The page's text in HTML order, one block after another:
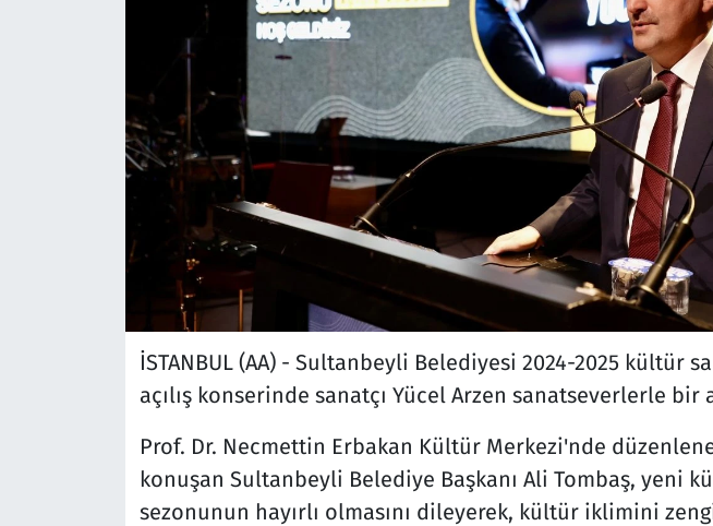
İSTANBUL (AA) - Sultanbeyli Belediyesi 2024-2025 kültür
açılış konserinde sanatçı Yücel Arzen sanatseverlerle bir
Prof. Dr. Necmettin Erbakan Kültür Merkezi'nde
konuşan Sultanbeyli Belediye Başkanı Ali Tombaş, yeni
sezonunun hayırlı olmasını dileyerek, kültür iklimini